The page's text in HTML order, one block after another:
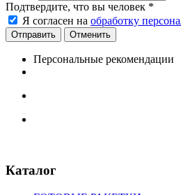
Подтвердите, что вы человек *
Я согласен на обработку
Отменить
Персональные рекомендации
Каталог